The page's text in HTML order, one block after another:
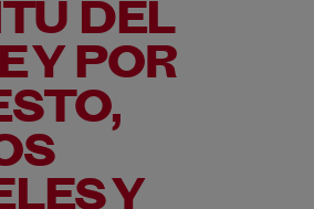
DEL
Y POR
Y